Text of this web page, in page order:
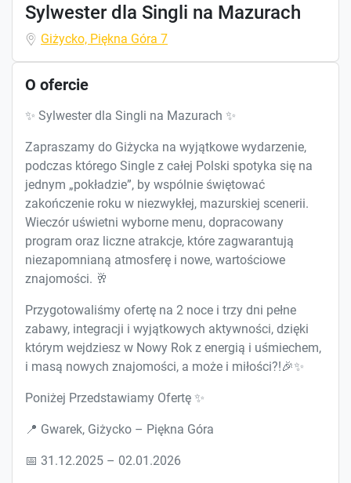
Sylwester dla Singli na Mazurach
Giżycko, Piękna Góra 7
O ofercie
✨ Sylwester dla Singli na Mazurach ✨
Zapraszamy do Giżycka na wyjątkowe wydarzenie,
podczas którego Single z całej Polski spotyka się na
jednym „pokładzie”, by wspólnie świętować
zakończenie roku w niezwykłej, mazurskiej scenerii.
Wieczór uświetni wyborne menu, dopracowany
program oraz liczne atrakcje, które zagwarantują
niezapomnianą atmosferę i nowe, wartościowe
znajomości. 🥂
Przygotowaliśmy ofertę na 2 noce i trzy dni pełne
zabawy, integracji i wyjątkowych aktywności, dzięki
którym wejdziesz w Nowy Rok z energią i uśmiechem,
i masą nowych znajomości, a może i miłości?!🎉✨
Poniżej Przedstawiamy Ofertę ✨
📍 Gwarek, Giżycko – Piękna Góra
📅 31.12.2025 – 02.01.2026